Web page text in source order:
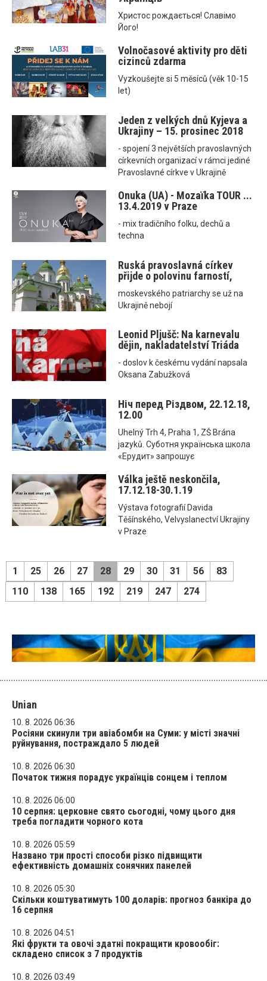
Христос рождається! Славімо
Його!
Volnočasové aktivity pro děti
cizinců zdarma
Vyzkoušejte si 5 měsíců (věk 10-15
let)
Jeden z velkých dnů Kyjeva a
Ukrajiny – 15. prosinec 2018
- spojení 3 největších pravoslavných
církevních organizací v rámci jediné
Pravoslavné církve v Ukrajině
Onuka (UA) - Mozaїka TOUR ...
13.4.2019 v Praze
- mix tradičního folku, dechů a
techna
Ruská pravoslavná církev
přijde o polovinu farností,
moskevského patriarchy se už na
Ukrajině nebojí
Leonid Pljušč: Na karnevalu
dějin, nakladatelství Triáda
- doslov k českému vydání napsala
Oksana Zabužková
Ніч перед Різдвом, 22.12.18,
12.00
Uhelný Trh 4, Praha 1, ZŠ Brána
jazyků. Суботня українська школа
«Ерудит» запрошує
Válka ještě neskončila,
17.12.18-30.1.19
Výstava fotografií Davida
Těšínského, Velvyslanectví Ukrajiny
v Praze
1 25 26 27 28 29 30 31 56
83
110
138 165 192 219 247 274
Unian
10. 8. 2026 06:36
Росіяни скинули три авіабомби на Суми: у місті значні
руйнування, постраждало 5 людей
10. 8. 2026 06:30
Початок тижня порадує українців сонцем і теплом
10. 8. 2026 06:00
10 серпня: церковне свято сьогодні, чому цього дня
треба погладити чорного кота
10. 8. 2026 05:59
Названо три прості способи різко підвищити
ефективність домашніх сонячних панелей
10. 8. 2026 05:30
Скільки коштуватимуть 100 доларів: прогноз банкіра до
16 серпня
10. 8. 2026 04:51
Які фрукти та овочі здатні покращити кровообіг:
складено список з 7 продуктів
10. 8. 2026 03:49